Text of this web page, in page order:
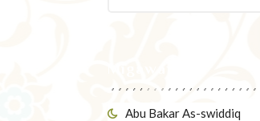
Abu Bakar As-swiddiq